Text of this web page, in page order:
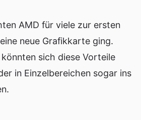
AMD für viele zur ersten
neue Grafikkarte ging.
sich diese Vorteile
in Einzelbereichen sogar ins